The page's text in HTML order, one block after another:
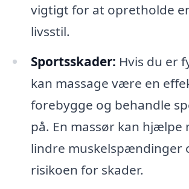
vigtigt for at opretholde
livsstil.
Sportsskader: Hvis du er
kan massage være en
forebygge og behandle
på. En massør kan hjælpe
lindre muskelspændinger
risikoen for skader.